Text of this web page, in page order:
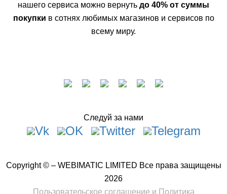
нашего сервиса можно вернуть до 40% от суммы
покупки в сотнях любимых магазинов и сервисов по
всему миру.
Следуй за нами
Copyright © – WEBIMATIC LIMITED Все права защищены
2026
Пользовательское соглашение и Политика